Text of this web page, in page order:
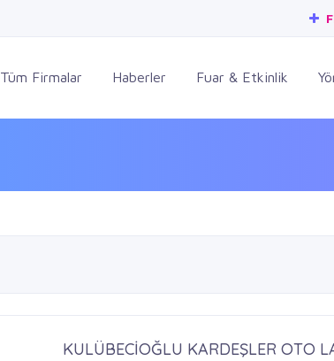
Tüm Firmalar Haberler Fuar & Etkinlik
KULÜBECİOĞLU KARDEŞLER OTO